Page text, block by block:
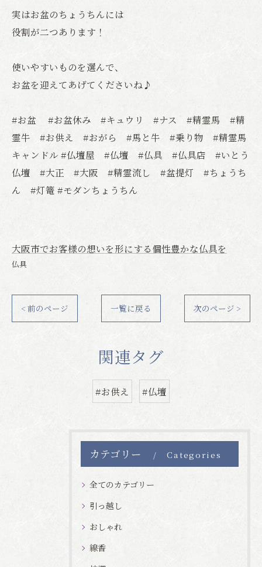
実はお盆のちょうちんには
役割が二つあります！
使いやすいものを選んで、
お盆を迎えてあげてくださいね♪
#お盆 #お盆休み #キュウリ #ナス #精霊馬 #精
霊牛 #お供え #おがら #馬と牛 #乗り物 #精霊馬
キャンドル #仏壇屋 #仏壇 #仏具 #仏具店 #いとう
仏壇 #大正 #大阪 #精霊流し #盆提灯 #ちょうち
ん #灯篭 #モダンちょうちん
大阪市でお客様の想いを形にする個性豊かな仏具を
仏具
< 前のページ 一覧に戻る 次のページ >
関連タグ
#お供え #仏壇
カテゴリー Categories
全てのカテゴリー
引っ越し
おしゃれ
線香